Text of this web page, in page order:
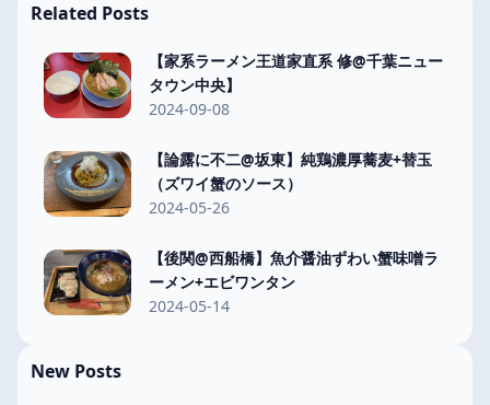
Related Posts
【家系ラーメン王道家直系 修@千葉ニュー
タウン中央】
2024-09-08
【論露に不二@坂東】純鶏濃厚蕎麦+替玉
（ズワイ蟹のソース）
2024-05-26
【後関@西船橋】魚介醤油ずわい蟹味噌ラ
ーメン+エビワンタン
2024-05-14
New Posts